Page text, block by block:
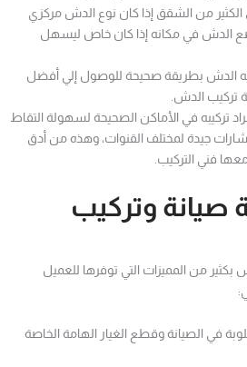
الكثير من الشقق إذا كان نوع الدش مركزي
الدش في مكانه إذا كان خاص ليسهل
الدش بطريقة صحيحة للوصول إلي أفضل
تركيب الدش.
تركيبه في الأماكن الصحيحة لسهولة التقاط
جيدة لمختلف القنوات، وهذه من أدق
فني التركيب.
وتركيب
بكثير من المميزات التي توفرها للعميل
في الصيانة وقطع الغيار الهامة الخاصة